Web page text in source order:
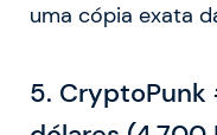
uma cópia exata
5. CryptoPunk